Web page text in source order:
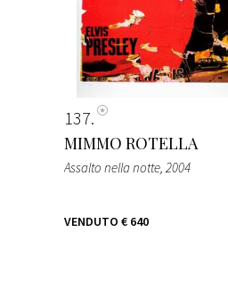
137
MIMMO ROTELLA
Assalto nella notte, 2004
VENDUTO € 640